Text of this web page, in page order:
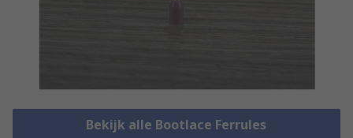
Bekijk alle Bootlace Ferrules